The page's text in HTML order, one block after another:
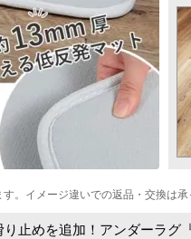
。イメージ違いでの返品・交換は承
止めを追加！アンダーラグ